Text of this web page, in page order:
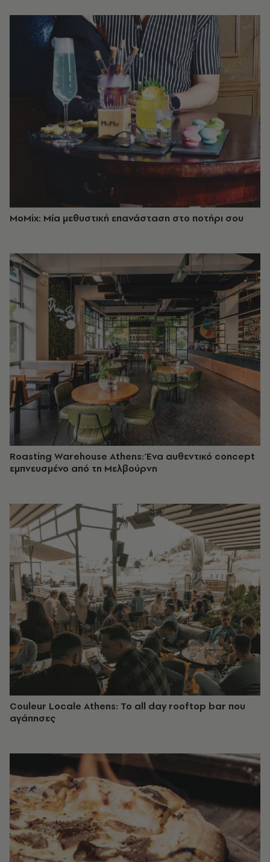
MoMix: Μία μεθυστική επανάσταση στο ποτήρι σου
Roasting Warehouse Athens: Ένα αυθεντικό concept
εμπνευσμένο από τη Μελβούρνη
Couleur Locale Athens: Το all day rooftop bar που
αγάπησες